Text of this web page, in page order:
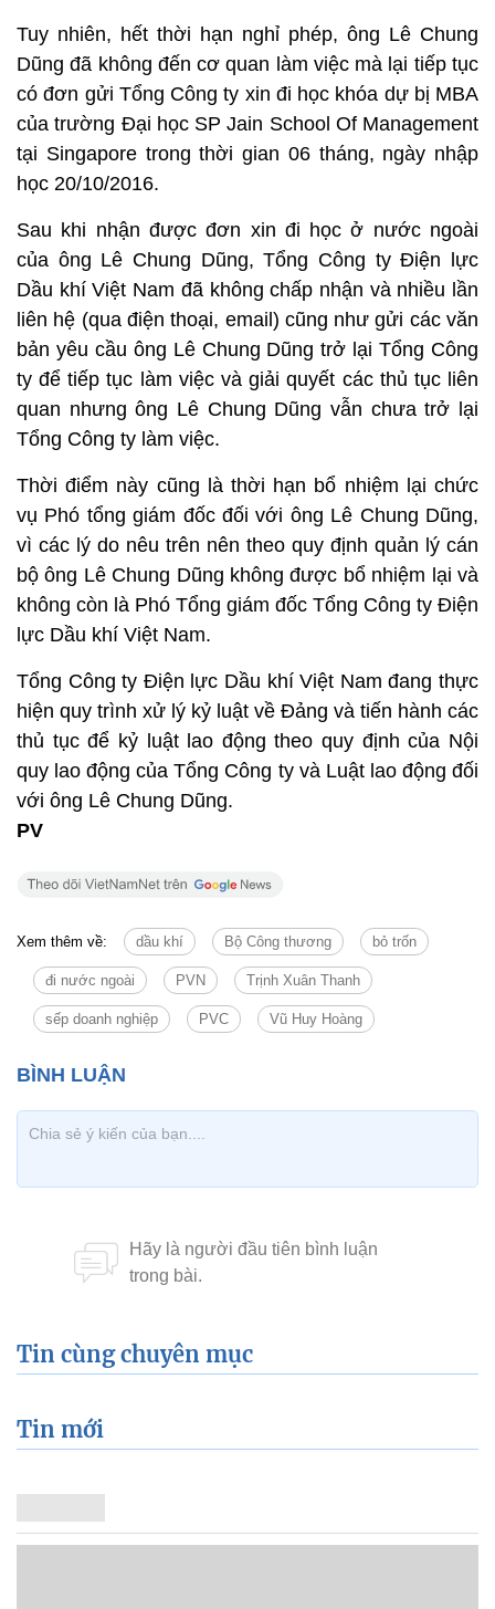
Tuy nhiên, hết thời hạn nghỉ phép, ông Lê Chung
Dũng đã không đến cơ quan làm việc mà lại tiếp tục
có đơn gửi Tổng Công ty xin đi học khóa dự bị MBA
của trường Đại học SP Jain School Of Management
tại Singapore trong thời gian 06 tháng, ngày nhập
học 20/10/2016.
Sau khi nhận được đơn xin đi học ở nước ngoài
của ông Lê Chung Dũng, Tổng Công ty Điện lực
Dầu khí Việt Nam đã không chấp nhận và nhiều lần
liên hệ (qua điện thoại, email) cũng như gửi các văn
bản yêu cầu ông Lê Chung Dũng trở lại Tổng Công
ty để tiếp tục làm việc và giải quyết các thủ tục liên
quan nhưng ông Lê Chung Dũng vẫn chưa trở lại
Tổng Công ty làm việc.
Thời điểm này cũng là thời hạn bổ nhiệm lại chức
vụ Phó tổng giám đốc đối với ông Lê Chung Dũng,
vì các lý do nêu trên nên theo quy định quản lý cán
bộ ông Lê Chung Dũng không được bổ nhiệm lại và
không còn là Phó Tổng giám đốc Tổng Công ty Điện
lực Dầu khí Việt Nam.
Tổng Công ty Điện lực Dầu khí Việt Nam đang thực
hiện quy trình xử lý kỷ luật về Đảng và tiến hành các
thủ tục để kỷ luật lao động theo quy định của Nội
quy lao động của Tổng Công ty và Luật lao động đối
với ông Lê Chung Dũng.
PV
Xem thêm về: dầu khí Bộ Công thương bỏ trốn
đi nước ngoài PVN Trịnh Xuân Thanh
sếp doanh nghiệp PVC Vũ Huy Hoàng
Tin cùng chuyên mục
Tin mới